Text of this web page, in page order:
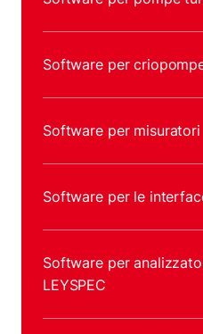
Software per
Software per misuratori
Software per le
Software per
LEYSPEC